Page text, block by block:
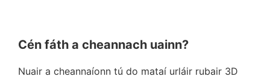
Cén fáth a cheannach uainn?
Nuair a cheannaíonn tú do mataí urláir rubair 3D